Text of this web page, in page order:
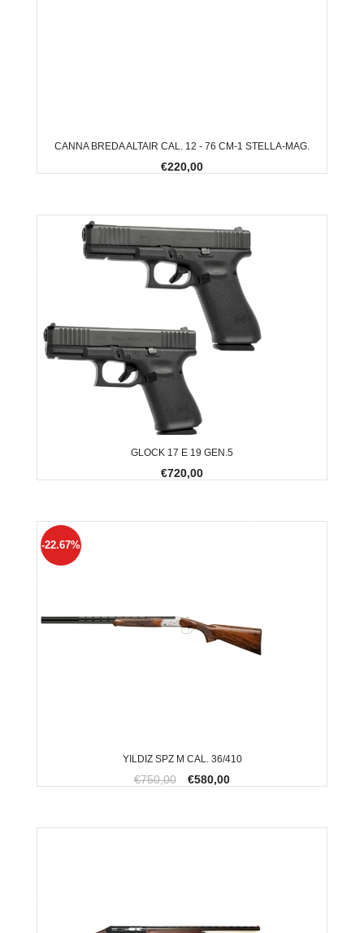
CANNA BREDA ALTAIR CAL. 12 - 76 CM-1 STELLA-MAG.
€220,00
GLOCK 17 E 19 GEN.5
€720,00
YILDIZ SPZ M CAL. 36/410
-22.67%
€750,00 €580,00